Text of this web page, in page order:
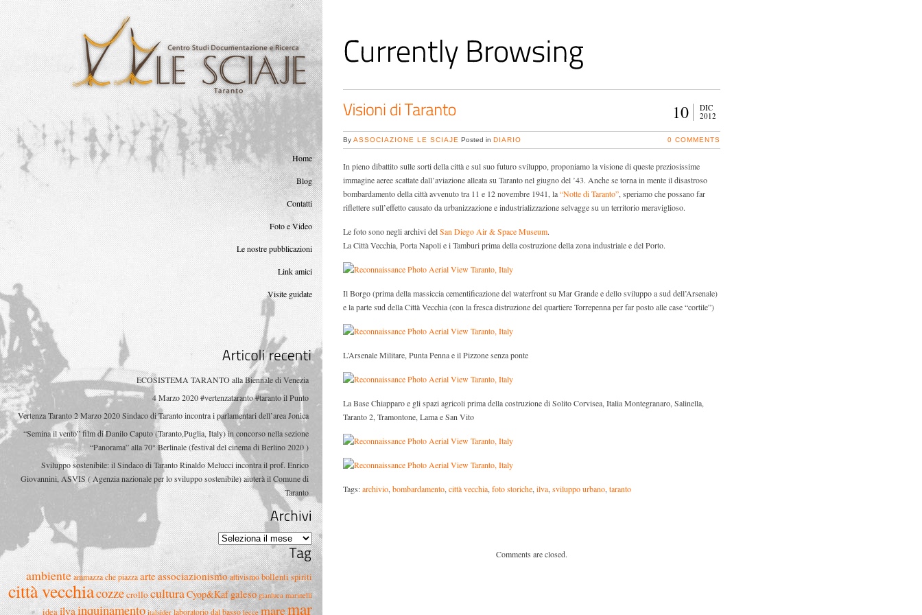
Home
Blog
Contatti
Foto e Video
Le nostre pubblicazioni
Link amici
Visite guidate
ECOSISTEMA TARANTO alla Biennale di Venezia
4 Marzo 2020 #vertenzataranto #taranto il Punto
Vertenza Taranto 2 Marzo 2020 Sindaco di Taranto incontra i parlamentari dell’area Jonica
“Semina il vento” film di Danilo Caputo (Taranto,Puglia, Italy) in concorso nella sezione
“Panorama” alla 70° Berlinale (festival del cinema di Berlino 2020 )
Sviluppo sostenibile: il Sindaco di Taranto Rinaldo Melucci incontra il prof. Enrico
Giovannini, ASVIS ( Agenzia nazionale per lo sviluppo sostenibile) aiuterà il Comune di
Taranto
Archivi
ambiente ammazza che piazza arteassociazionismo attivismo bollenti spiriti
città vecchiacozzecrolloculturaCyop&Kafgaleso gianluca marinelli
ideailvainquinamento italsider laboratorio dal basso lecce maremar
<
10
DIC
2012
0 COMMENTS
ByASSOCIAZIONE LE SCIAJE Posted in DIARIO
In pieno dibattito sulle sorti della città e sul suo futuro sviluppo, proponiamo la visione di queste preziosissime
immagine aeree scattate dall’aviazione alleata su Taranto nel giugno del ’43. Anche se torna in mente il disastroso
bombardamento della città avvenuto tra 11 e 12 novembre 1941, la“Notte di Taranto”, speriamo che possano far
riflettere sull’effetto causato da urbanizzazione e industrializzazione selvagge su un territorio meraviglioso.
Le foto sono negli archivi delSan Diego Air & Space Museum.
La Città Vecchia, Porta Napoli e i Tamburi prima della costruzione della zona industriale e del Porto.
Il Borgo (prima della massiccia cementificazione del waterfront su Mar Grande e dello sviluppo a sud dell’Arsenale)
e la parte sud della Città Vecchia (con la fresca distruzione del quartiere Torrepenna per far posto alle case “cortile”)
L’Arsenale Militare, Punta Penna e il Pizzone senza ponte
La Base Chiapparo e gli spazi agricoli prima della costruzione di Solito Corvisea, Italia Montegranaro, Salinella,
Taranto 2, Tramontone, Lama e San Vito
Tags:archivio,bombardamento,città vecchia,foto storiche,ilva,sviluppo urbano,taranto
Comments are closed.